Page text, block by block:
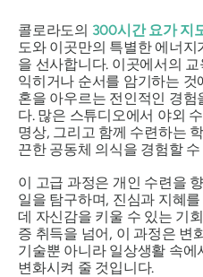
콜로라도의 300시간 요가 지
도와 이곳만의 특별한 에너
을 선사합니다. 이곳에서의
익히거나 순서를 암기하는 것
혼을 아우르는 전인적인 경
다. 많은 스튜디오에서 야외
명상, 그리고 함께 수련하는
끈한 공동체 의식을 경험할
이 고급 과정은 개인 수련을
일을 탐구하며, 진심과 지혜
데 자신감을 키울 수 있는 기
증 취득을 넘어, 이 과정은 변
기술뿐 아니라 일상생활 속
변화시켜 줄 것입니다.